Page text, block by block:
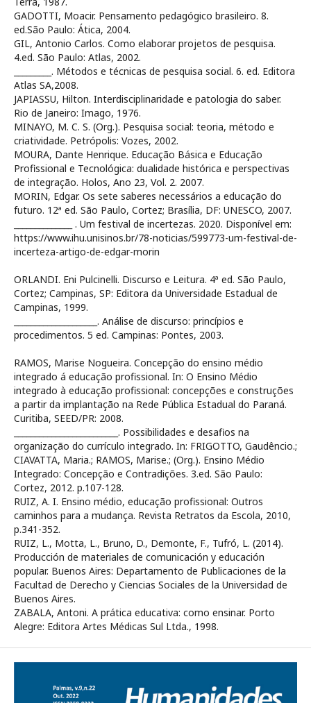
GADOTTI, Moacir. Pensamento pedagógico brasileiro. 8.
ed.São Paulo: Ática, 2004.
GIL, Antonio Carlos. Como elaborar projetos de pesquisa.
4.ed. São Paulo: Atlas, 2002.
_________. Métodos e técnicas de pesquisa social. 6. ed. Editora
Atlas SA,2008.
JAPIASSU, Hilton. Interdisciplinaridade e patologia do saber.
Rio de Janeiro: Imago, 1976.
MINAYO, M. C. S. (Org.). Pesquisa social: teoria, método e
criatividade. Petrópolis: Vozes, 2002.
MOURA, Dante Henrique. Educação Básica e Educação
Profissional e Tecnológica: dualidade histórica e perspectivas
de integração. Holos, Ano 23, Vol. 2. 2007.
MORIN, Edgar. Os sete saberes necessários a educação do
futuro. 12ª ed. São Paulo, Cortez; Brasília, DF: UNESCO, 2007.
______________ . Um festival de incertezas. 2020. Disponível em:
https://www.ihu.unisinos.br/78-noticias/599773-um-festival-de-
incerteza-artigo-de-edgar-morin
ORLANDI. Eni Pulcinelli. Discurso e Leitura. 4ª ed. São Paulo,
Cortez; Campinas, SP: Editora da Universidade Estadual de
Campinas, 1999.
____________________. Análise de discurso: princípios e
procedimentos. 5 ed. Campinas: Pontes, 2003.
RAMOS, Marise Nogueira. Concepção do ensino médio
integrado á educação profissional. In: O Ensino Médio
integrado à educação profissional: concepções e construções
a partir da implantação na Rede Pública Estadual do Paraná.
Curitiba, SEED/PR: 2008.
_________________________. Possibilidades e desafios na
organização do currículo integrado. In: FRIGOTTO, Gaudêncio.;
CIAVATTA, Maria.; RAMOS, Marise.; (Org.). Ensino Médio
Integrado: Concepção e Contradições. 3.ed. São Paulo:
Cortez, 2012. p.107-128.
RUIZ, A. I. Ensino médio, educação profissional: Outros
caminhos para a mudança. Revista Retratos da Escola, 2010,
p.341-352.
RUIZ, L., Motta, L., Bruno, D., Demonte, F., Tufró, L. (2014).
Producción de materiales de comunicación y educación
popular. Buenos Aires: Departamento de Publicaciones de la
Facultad de Derecho y Ciencias Sociales de la Universidad de
Buenos Aires.
ZABALA, Antoni. A prática educativa: como ensinar. Porto
Alegre: Editora Artes Médicas Sul Ltda., 1998.